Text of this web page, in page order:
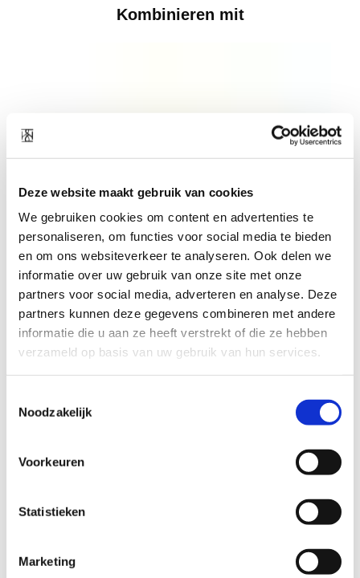
Deze website maakt gebruik van cookies
We gebruiken cookies om content en advertenties te
personaliseren, om functies voor social media te bieden
en om ons websiteverkeer te analyseren. Ook delen we
informatie over uw gebruik van onze site met onze
partners voor social media, adverteren en analyse. Deze
partners kunnen deze gegevens combineren met andere
informatie die u aan ze heeft verstrekt of die ze hebben
verzameld op basis van uw gebruik van hun services.
Noodzakelijk
Voorkeuren
Statistieken
Marketing
Kombinieren mit